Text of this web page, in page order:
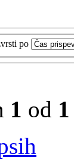
po
1 od 1